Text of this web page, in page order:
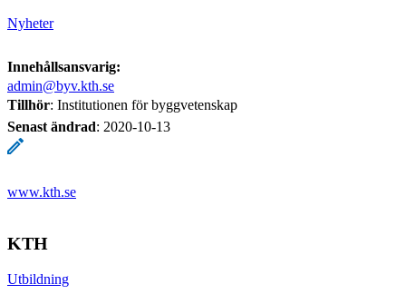
Nyheter
Innehållsansvarig:
admin@byv.kth.se
Tillhör: Institutionen för byggvetenskap
Senast ändrad: 2020-10-13
www.kth.se
KTH
Utbildning